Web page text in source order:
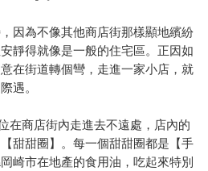
因為不像其他商店街那樣顯地繽紛
靜得就像是一般的住宅區。正因如
在街道轉個彎，走進一家小店，就
遇。
在商店街內走進去不遠處，店內的
甜甜圈】。每一個甜甜圈都是【手
崎市在地產的食用油，吃起來特別